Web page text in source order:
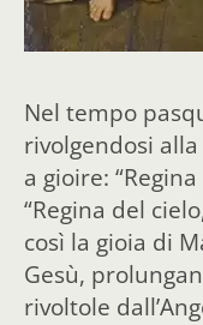
Nel tempo
rivolgendosi
a gioire:
“Regina del
così la gioia di
Gesù,
rivoltole